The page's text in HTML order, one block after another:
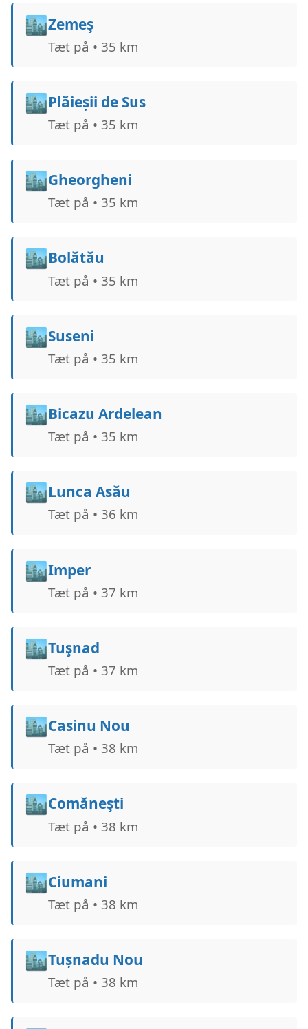
🏙️Zemeş
Tæt på • 35 km
🏙️Plăieșii de Sus
Tæt på • 35 km
🏙️Gheorgheni
Tæt på • 35 km
🏙️Bolătău
Tæt på • 35 km
🏙️Suseni
Tæt på • 35 km
🏙️Bicazu Ardelean
Tæt på • 35 km
🏙️Lunca Asău
Tæt på • 36 km
🏙️Imper
Tæt på • 37 km
🏙️Tuşnad
Tæt på • 37 km
🏙️Casinu Nou
Tæt på • 38 km
🏙️Comăneşti
Tæt på • 38 km
🏙️Ciumani
Tæt på • 38 km
🏙️Tușnadu Nou
Tæt på • 38 km